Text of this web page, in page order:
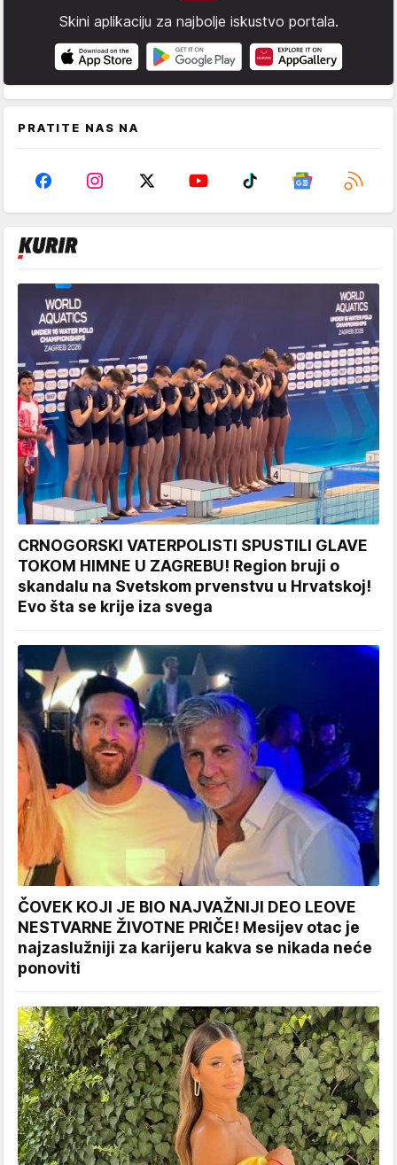
Skini aplikaciju za najbolje iskustvo portala.
PRATITE NAS NA
CRNOGORSKI VATERPOLISTI SPUSTILI GLAVE
TOKOM HIMNE U ZAGREBU! Region bruji o
skandalu na Svetskom prvenstvu u Hrvatskoj!
Evo šta se krije iza svega
ČOVEK KOJI JE BIO NAJVAŽNIJI DEO LEOVE
NESTVARNE ŽIVOTNE PRIČE! Mesijev otac je
najzaslužniji za karijeru kakva se nikada neće
ponoviti